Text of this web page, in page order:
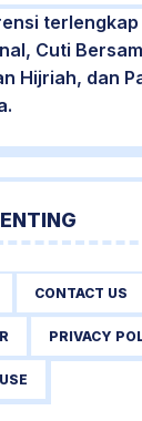
terlengkap
Cuti
Hijriah, dan
CONTACT US
PRIVACY